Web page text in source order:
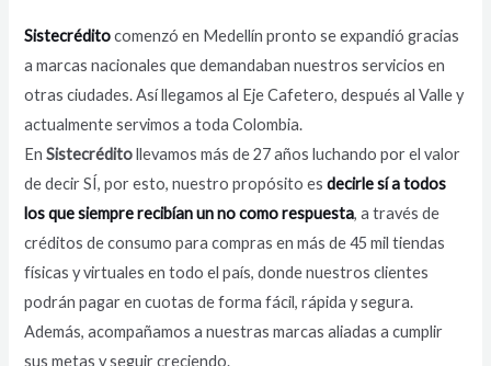
Sistecréditocomenzó en Medellín pronto se expandió gracias
a marcas nacionales que demandaban nuestros servicios en
otras ciudades. Así llegamos al Eje Cafetero, después al Valle y
actualmente servimos a toda Colombia.
En Sistecréditollevamos más de 27 años luchando por el valor
de decir SÍ, por esto, nuestro propósito esdecirle sí a todos
los que siempre recibían un no como respuesta, a través de
créditos de consumo para compras en más de 45 mil tiendas
físicas y virtuales en todo el país, donde nuestros clientes
podrán pagar en cuotas de forma fácil, rápida y segura.
Además, acompañamos a nuestras marcas aliadas a cumplir
sus metas y seguir creciendo.